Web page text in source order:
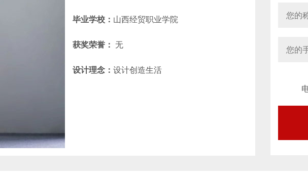
毕业学校： 山西经贸职业学院
获奖荣誉： 无
设计理念： 设计创造生活